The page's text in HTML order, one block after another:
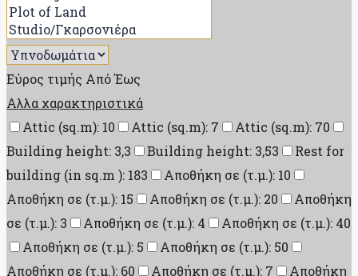
Εύρος τιμής ΑπόΈως
Αλλα χαρακτηριστικά
Attic (sq.m): 10
Attic (sq.m): 7
Attic (sq.m): 70
Building height: 3,3
Building height: 3,53
Rest for
building (in sq.m ): 183
Αποθήκη σε (τ.μ.): 10
Αποθήκη σε (τ.μ.): 15
Αποθήκη σε (τ.μ.): 20
Αποθήκη
σε (τ.μ.): 3
Αποθήκη σε (τ.μ.): 4
Αποθήκη σε (τ.μ.): 40
Αποθήκη σε (τ.μ.): 5
Αποθήκη σε (τ.μ.): 50
Αποθήκη σε (τ.μ.): 60
Αποθήκη σε (τ.μ.): 7
Αποθήκη